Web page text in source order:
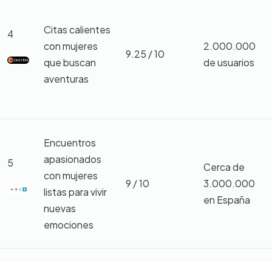
4
Citas calientes
con mujeres
que buscan
aventuras
9.25 / 10
2.000.000
de usuarios
5
Encuentros
apasionados
con mujeres
listas para vivir
nuevas
emociones
9 / 10
Cerca de
3.000.000
en España